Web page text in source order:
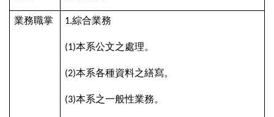
業務職掌 1.綜合業務
(1)本系公文之處理。
(2)本系各種資料之繕寫。
(3)本系之一般性業務。